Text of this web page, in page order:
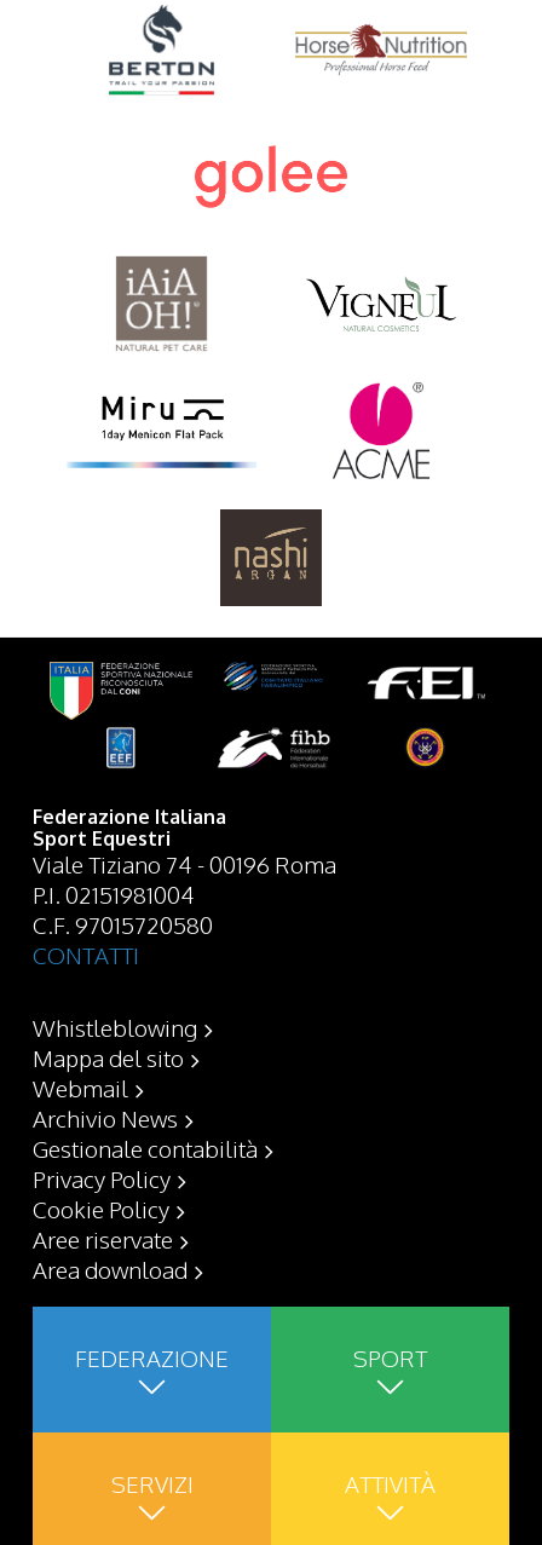
Federazione Italiana
Sport Equestri
Viale Tiziano 74 - 00196 Roma
P.I. 02151981004
C.F. 97015720580
CONTATTI
Whistleblowing
Mappa del sito
Webmail
Archivio News
Gestionale contabilità
Privacy Policy
Cookie Policy
Aree riservate
Area download
FEDERAZIONE SPORT
SERVIZI ATTIVITÀ